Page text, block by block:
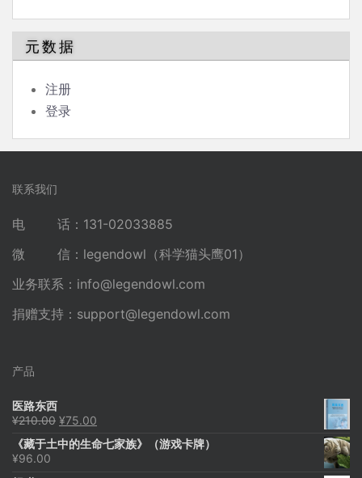
元数据
注册
登录
联系我们
电 话：131-02033885
微 信：legendowl（科学猫头鹰01）
业务联系： info@legendowl.com
捐赠支持： support@legendowl.com
产品
医路东西
¥210.00 原
为：
¥75.00
价
《藏于土中的生命七家族》（游戏卡牌）
¥96.00